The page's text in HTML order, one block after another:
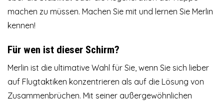
machen zu müssen. Machen Sie mit und lernen Sie Merlin
kennen!
Für wen ist dieser Schirm?
Merlin ist die ultimative Wahl für Sie, wenn Sie sich lieber
auf Flugtaktiken konzentrieren als auf die Lösung von
Zusammenbrüchen. Mit seiner außergewöhnlichen